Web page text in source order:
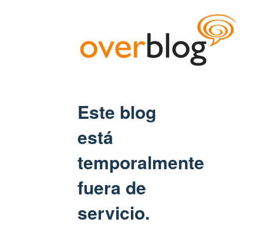
Este blog
está
temporalmente
fuera de
servicio.